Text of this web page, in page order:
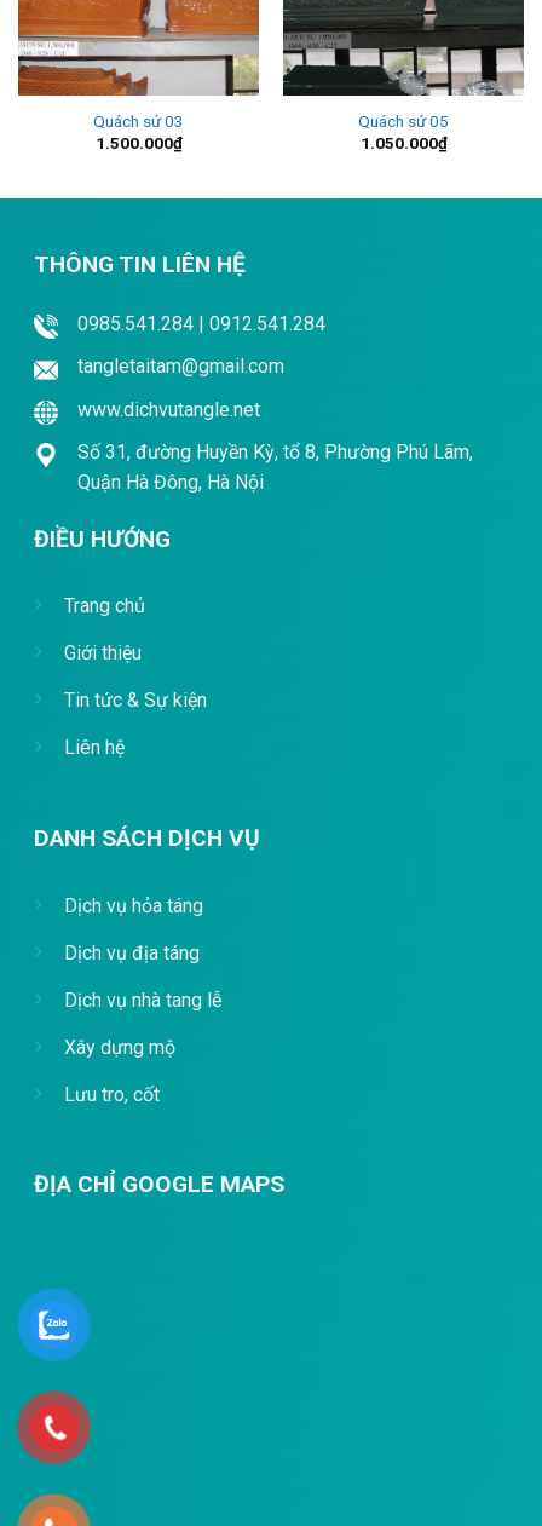
Quách sứ 03
1.500.000₫
Quách sứ 05
1.050.000₫
THÔNG TIN LIÊN HỆ
0985.541.284 | 0912.541.284
tangletaitam@gmail.com
www.dichvutangle.net
Số 31, đường Huyền Kỳ, tổ 8, Phường Phú Lãm,
Quận Hà Đông, Hà Nội
ĐIỀU HƯỚNG
Trang chủ
Giới thiệu
Tin tức & Sự kiện
Liên hệ
DANH SÁCH DỊCH VỤ
Dịch vụ hỏa táng
Dịch vụ địa táng
Dịch vụ nhà tang lễ
Xây dựng mộ
Lưu tro, cốt
ĐỊA CHỈ GOOGLE MAPS